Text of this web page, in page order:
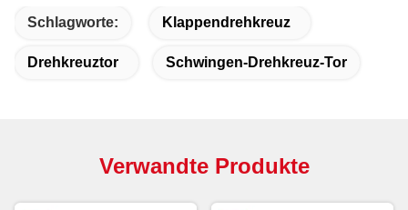
sicherzustellen, dass
Alle Produkte werden 48 Stunden lang bei hoher Temperatur
Schlagworte: Klappendrehkreuz
Drehkreuztor Schwingen-Drehkreuz-Tor
Verwandte Produkte